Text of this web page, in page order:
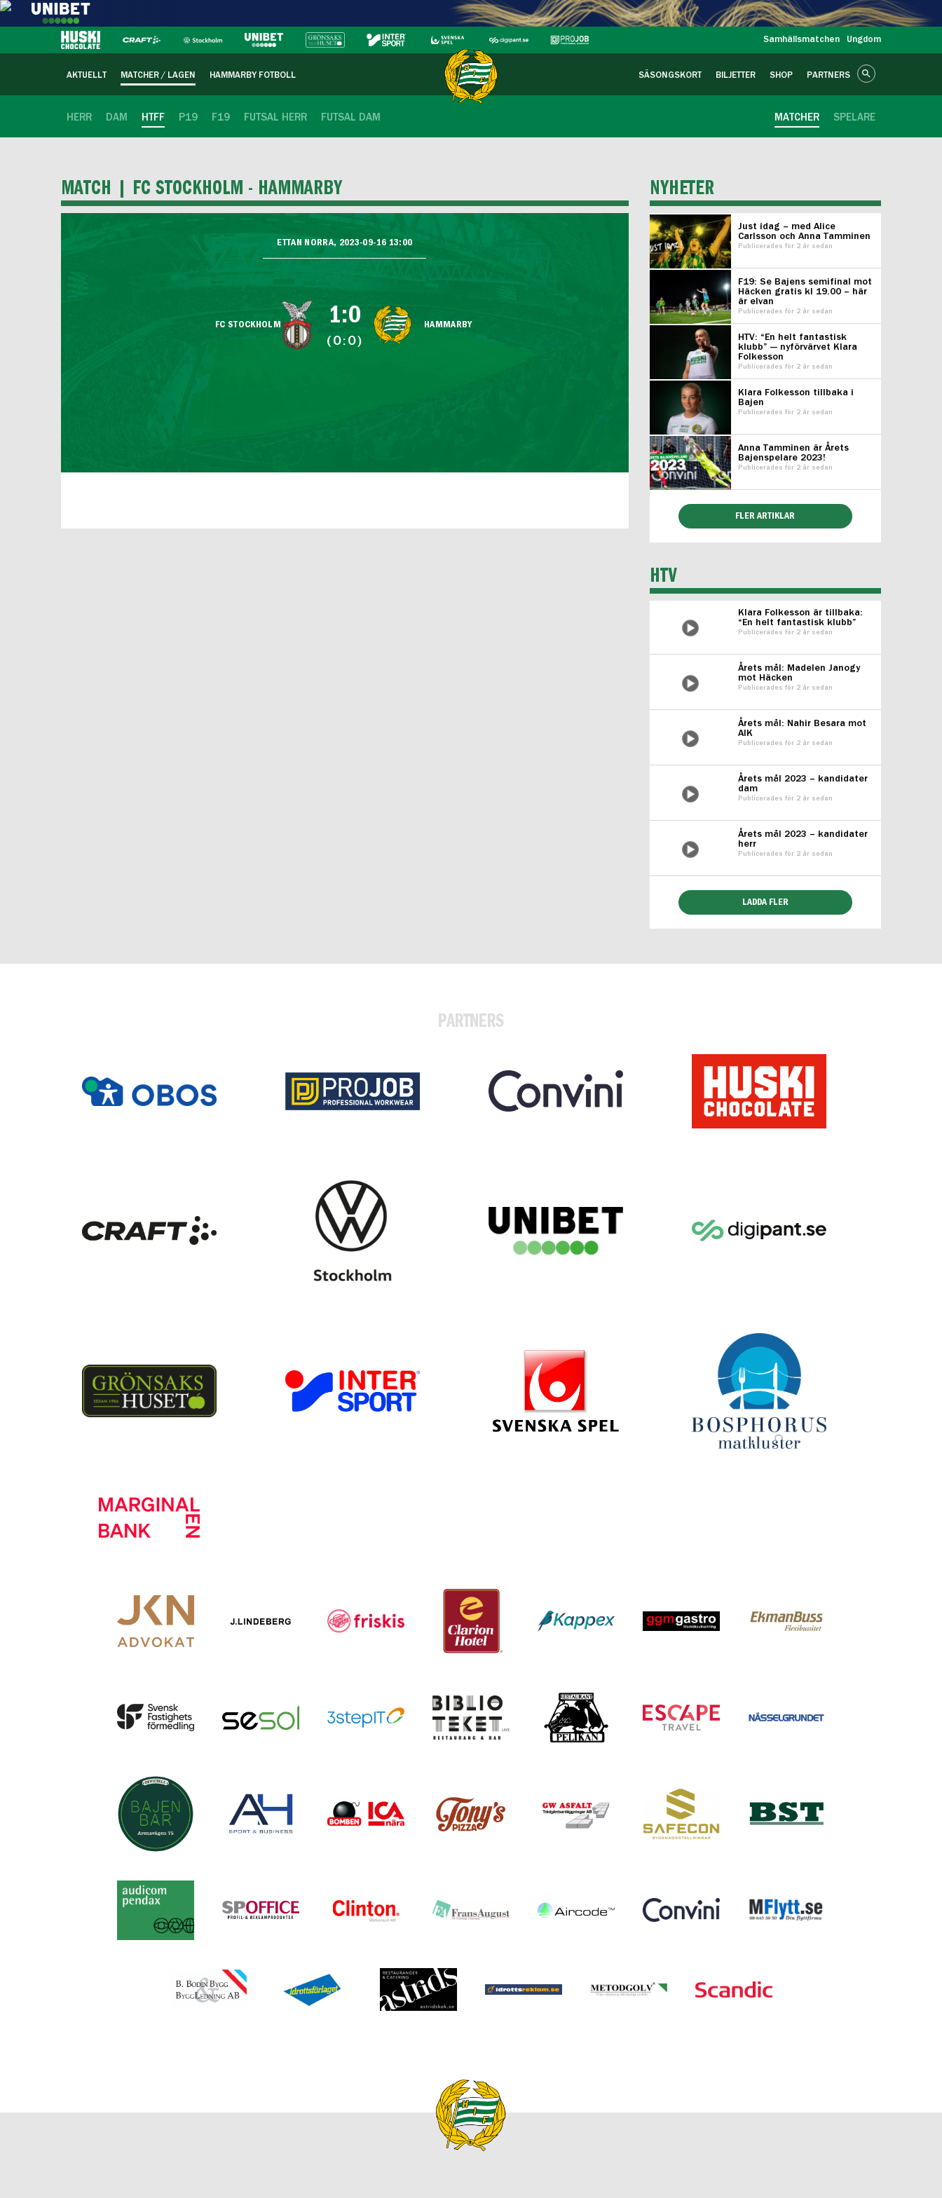
Samhällsmatchen Ungdom
AKTUELLT MATCHER / LAGEN HAMMARBY FOTBOLL SÄSONGSKORT BILJETTER SHOP PARTNERS
HERR DAM HTFF P19 F19 FUTSAL HERR FUTSAL DAM SPELARE
MATCHER
MATCH | FC STOCKHOLM - HAMMARBY
ETTAN NORRA, 2023-09-16 13:00
FC STOCKHOLM 1:0
(0:0)
HAMMARBY
NYHETER
Just idag – med Alice
Carlsson och Anna Tamminen
Publicerades för 2 år sedan
F19: Se Bajens semifinal mot
Häcken gratis kl 19.00 – här
är elvan
Publicerades för 2 år sedan
HTV: “En helt fantastisk
klubb” — nyförvärvet Klara
Folkesson
Publicerades för 2 år sedan
Klara Folkesson tillbaka i
Bajen
Publicerades för 2 år sedan
Anna Tamminen är Årets
Bajenspelare 2023!
Publicerades för 2 år sedan
FLER ARTIKLAR
HTV
Klara Folkesson är tillbaka:
“En helt fantastisk klubb”
Publicerades för 2 år sedan
Årets mål: Madelen Janogy
mot Häcken
Publicerades för 2 år sedan
Årets mål: Nahir Besara mot
AIK
Publicerades för 2 år sedan
Årets mål 2023 – kandidater
dam
Publicerades för 2 år sedan
Årets mål 2023 – kandidater
herr
Publicerades för 2 år sedan
LADDA FLER
PARTNERS